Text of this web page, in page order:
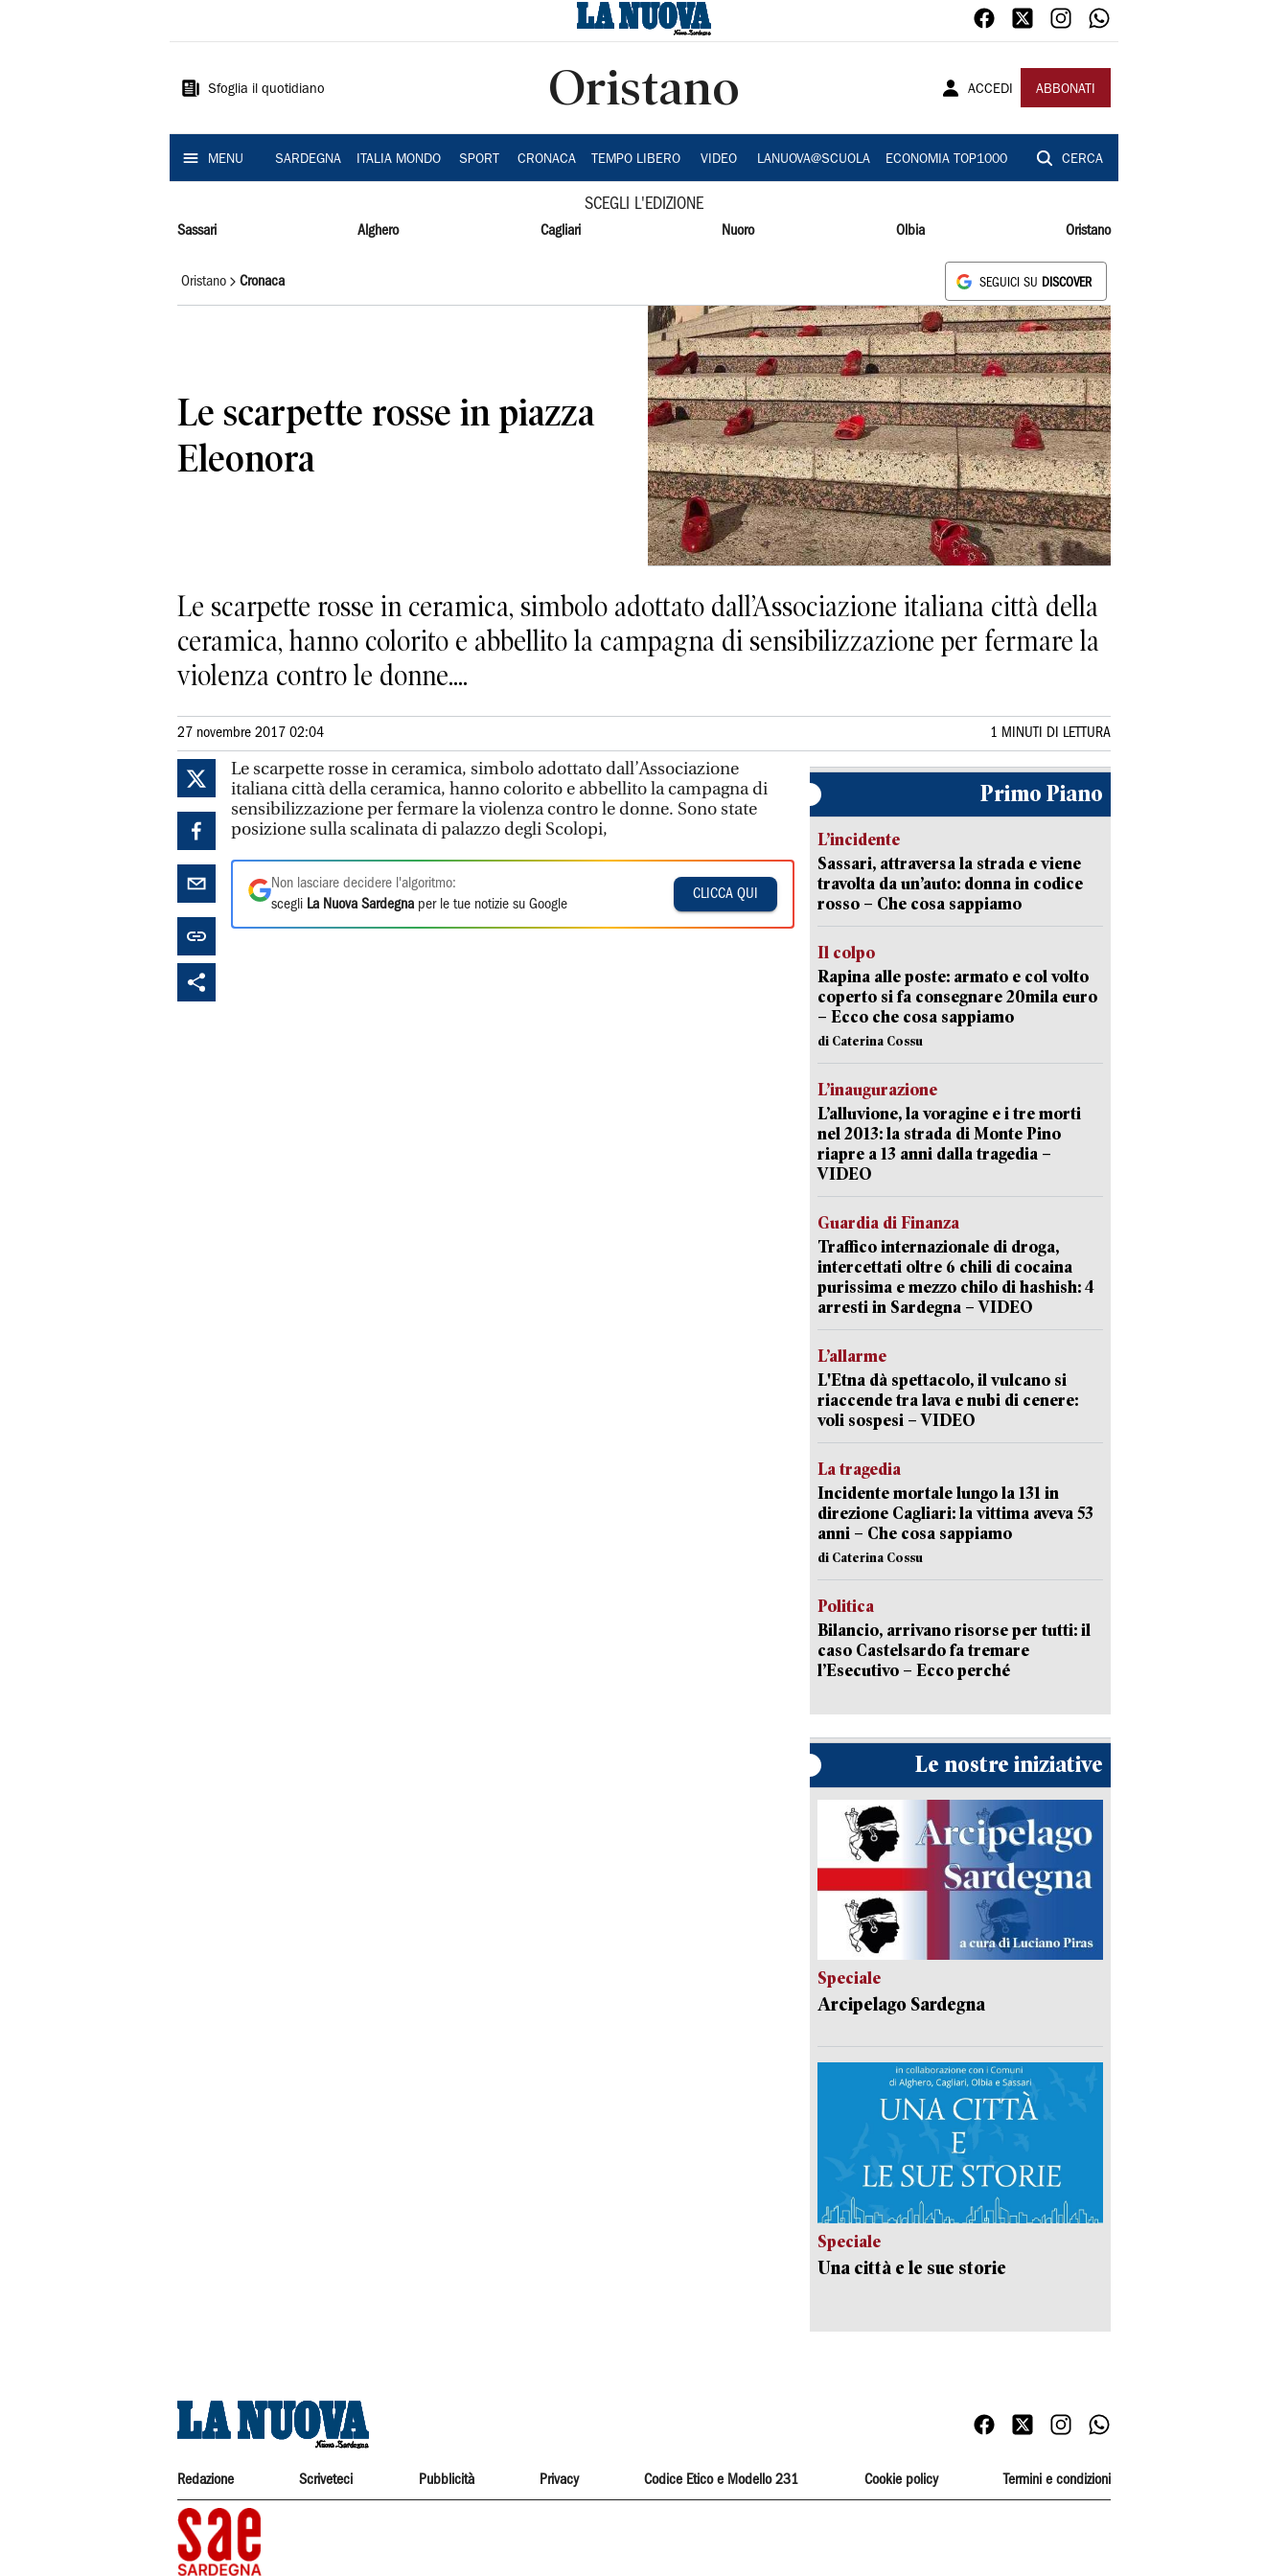
Sardegna
Sfoglia il quotidiano Oristano ACCEDI ABBONATI
MENU SARDEGNA ITALIA MONDO SPORT CRONACA TEMPO LIBERO VIDEO LANUOVA@SCUOLA ECONOMIA TOP1000 CERCA
SCEGLI L'EDIZIONE
Sassari Alghero Cagliari Nuoro Olbia Oristano
Oristano Cronaca SEGUICI SU DISCOVER
Le scarpette rosse in piazza
Eleonora
Le scarpette rosse in ceramica, simbolo adottato dall’Associazione italiana città della
ceramica, hanno colorito e abbellito la campagna di sensibilizzazione per fermare la
violenza contro le donne....
27 novembre 2017 02:04 1 MINUTI DI LETTURA
Le scarpette rosse in ceramica, simbolo adottato dall’Associazione
italiana città della ceramica, hanno colorito e abbellito la campagna di
sensibilizzazione per fermare la violenza contro le donne. Sono state
posizione sulla scalinata di palazzo degli Scolopi,
Non lasciare decidere l'algoritmo:
scegli La Nuova Sardegna per le tue notizie su Google
CLICCA QUI
Primo Piano
L’incidente
Sassari, attraversa la strada e viene
travolta da un’auto: donna in codice
rosso – Che cosa sappiamo
Il colpo
Rapina alle poste: armato e col volto
coperto si fa consegnare 20mila euro
– Ecco che cosa sappiamo
di Caterina Cossu
L’inaugurazione
L’alluvione, la voragine e i tre morti
nel 2013: la strada di Monte Pino
riapre a 13 anni dalla tragedia –
VIDEO
Guardia di Finanza
Traffico internazionale di droga,
intercettati oltre 6 chili di cocaina
purissima e mezzo chilo di hashish: 4
arresti in Sardegna – VIDEO
L’allarme
L'Etna dà spettacolo, il vulcano si
riaccende tra lava e nubi di cenere:
voli sospesi – VIDEO
La tragedia
Incidente mortale lungo la 131 in
direzione Cagliari: la vittima aveva 53
anni – Che cosa sappiamo
di Caterina Cossu
Politica
Bilancio, arrivano risorse per tutti: il
caso Castelsardo fa tremare
l’Esecutivo – Ecco perché
Le nostre iniziative
Speciale
Arcipelago Sardegna
Speciale
Una città e le sue storie
Redazione Scriveteci Pubblicità Privacy Codice Etico e Modello 231 Cookie policy Termini e condizioni